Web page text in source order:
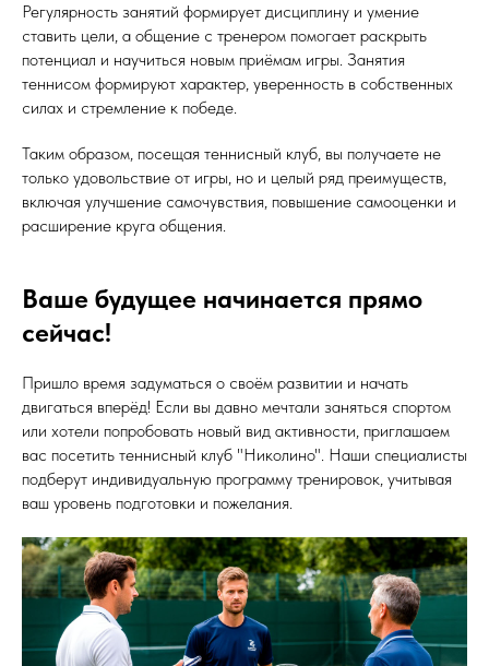
Регулярность занятий формирует дисциплину и умение
ставить цели, а общение с тренером помогает раскрыть
потенциал и научиться новым приёмам игры. Занятия
теннисом формируют характер, уверенность в собственных
силах и стремление к победе.
Таким образом, посещая теннисный клуб, вы получаете не
только удовольствие от игры, но и целый ряд преимуществ,
включая улучшение самочувствия, повышение самооценки и
расширение круга общения.
Ваше будущее начинается прямо
сейчас!
Пришло время задуматься о своём развитии и начать
двигаться вперёд! Если вы давно мечтали заняться спортом
или хотели попробовать новый вид активности, приглашаем
вас посетить теннисный клуб "Николино". Наши специалисты
подберут индивидуальную программу тренировок, учитывая
ваш уровень подготовки и пожелания.